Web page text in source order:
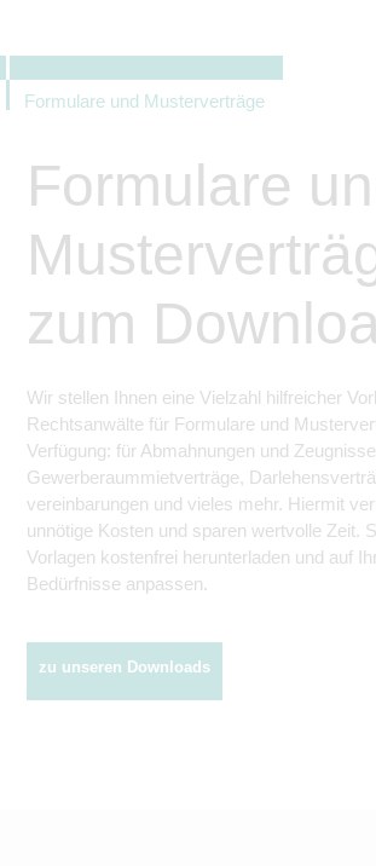
Formulare und Musterverträge
Formulare
zum
Wir stellen Ihnen eine Vielzahl hilfreicher
Rechtsanwälte für Formulare und
Verfügung: für Abmahnungen und
Gewerberaummietverträge,
vereinbarungen und vieles mehr. Hiermit
unnötige Kosten und sparen wertvolle Zeit.
Vorlagen kostenfrei herunterladen und auf
Bedürfnisse anpassen.
zu unseren Downloads
können.